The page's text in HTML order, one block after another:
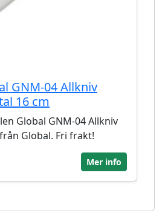
GNM-04 Allkniv
16 cm
Global GNM-04 Allkniv
Global. Fri frakt!
Mer info